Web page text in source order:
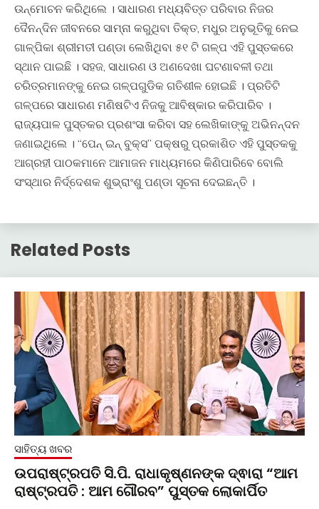
ଉନ୍ମୋଚନ କରିଥିଲେ । ସାଧାରଣ ମଧ୍ୟବିତ୍ତ ପରିବାର ନିଜର
ଦୈନନ୍ଦିନ ଜୀବନରେ ସାମ୍ନା କରୁଥିବା ତିକ୍ତ, ମଧୁର ଅନୁଭୂତିକୁ ନେଇ
ଗାଳ୍ପିକା ଶ୍ରୀମତୀ ପଣ୍ଡା ଲେଖିଥିବା ୫୧ ଟି ଗଳ୍ପ ଏହି ପୁସ୍ତକରେ
ସ୍ଥାନ ପାଇଛି । ସହଜ, ସାଧାରଣ ଓ ଅଣଦେଖା ଘଟଣାବଳୀ ତଥା
ଚରିତ୍ରମାନଙ୍କୁ ନେଇ ଗଳ୍ପଗୁଡିକ ଗତିଶୀଳ ହୋଇଛି । ପ୍ରତିଟି
ଗଳ୍ପରେ ସାଧାରଣ ମଣିଷଟିଏ ନିଜକୁ ଆବିଷ୍କାର କରିପାରିବ ।
ରାଜ୍ୟପାଳ ପୁସ୍ତକର ପ୍ରଶଂସା କରିବା ସହ ଲେଖିକାଙ୍କୁ ଅଭିନନ୍ଦନ
ଜଣାଇଥିଲେ । “ପେନ୍ ଇନ୍ ବୁକ୍ସ” ପକ୍ଷରୁ ପ୍ରକାଶିତ ଏହି ପୁସ୍ତକକୁ
ଆଗ୍ରହୀ ପାଠକମାନେ ଆମାଜନ ମାଧ୍ୟମରେ କିଣିପାରିବେ ବୋଲି
ସଂସ୍ଥାର ନିର୍ଦ୍ଦେଶକ ଶୁଭ୍ରାଂଶୁ ପଣ୍ଡା ସୂଚନା ଦେଇଛନ୍ତି ।
Related Posts
ସାହିତ୍ୟ ଖବର
ଉପରାଷ୍ଟ୍ରପତି ସି.ପି. ରାଧାକୃଷ୍ଣନଙ୍କ ଦ୍ଵାରା “ଆମ
ରାଷ୍ଟ୍ରପତି : ଆମ ଗୌରବ” ପୁସ୍ତକ ଲୋକାର୍ପିତ